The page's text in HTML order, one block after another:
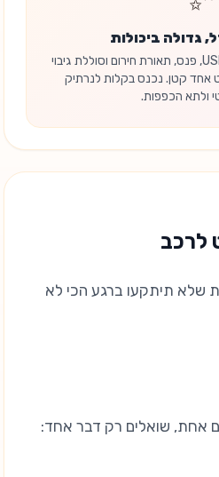
גדולה ביכולות
סוללה נטענת, טעינת USB-C, פנס, תאורת חירום וסוללת גיבוי
קטן. נכנס בקלות לנרתיק
ולתא הכפפות.
לרכב
שלא תיתקעו ברגע הכי לא
אחת, שואלים רק דבר אחד: